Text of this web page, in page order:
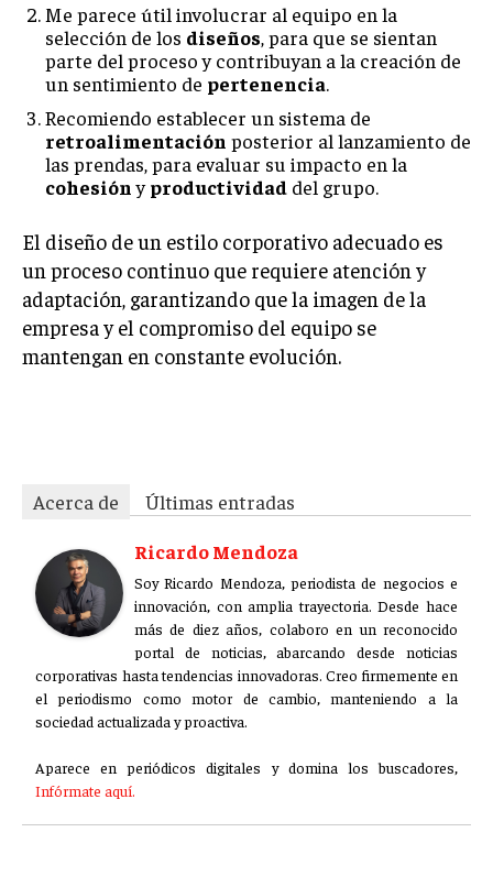
Me parece útil involucrar al equipo en la
selección de los diseños, para que se sientan
parte del proceso y contribuyan a la creación de
un sentimiento de pertenencia.
Recomiendo establecer un sistema de
retroalimentación posterior al lanzamiento de
las prendas, para evaluar su impacto en la
cohesiónyproductividad del grupo.
El diseño de un estilo corporativo adecuado es
un proceso continuo que requiere atención y
adaptación, garantizando que la imagen de la
empresa y el compromiso del equipo se
mantengan en constante evolución.
Acerca de
Últimas entradas
Ricardo Mendoza
Soy Ricardo Mendoza, periodista de negocios e
innovación, con amplia trayectoria. Desde hace
más de diez años, colaboro en un reconocido
portal de noticias, abarcando desde noticias
corporativas hasta tendencias innovadoras. Creo firmemente en
el periodismo como motor de cambio, manteniendo a la
sociedad actualizada y proactiva.
Aparece en periódicos digitales y domina los buscadores,
Infórmate aquí.